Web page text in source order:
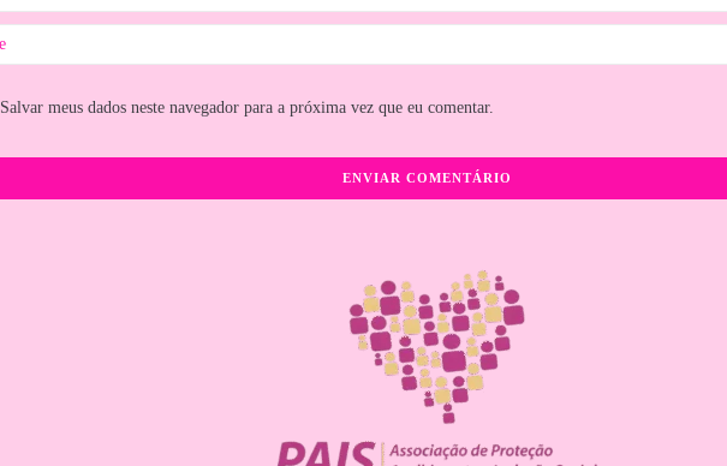
Salvar meus dados neste navegador para a próxima vez que eu comentar.